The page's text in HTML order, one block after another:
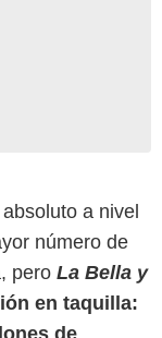
a nivel
número de
pero La Bella y
en taquilla:
de